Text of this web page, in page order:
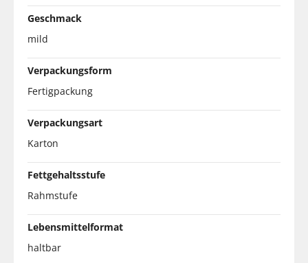
Geschmack
mild
Verpackungsform
Fertigpackung
Verpackungsart
Karton
Fettgehaltsstufe
Rahmstufe
Lebensmittelformat
haltbar